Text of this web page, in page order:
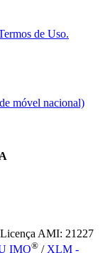
de Uso.
móvel nacional)
Licença AMI: 21227
IMO® /XLM -